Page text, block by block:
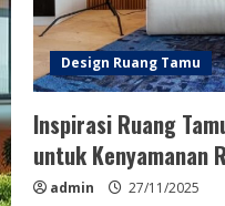
Design Ruang Tamu
Inspirasi Ruang
untuk Kenyamanan
admin 27/11/2025